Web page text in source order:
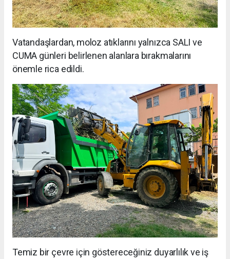
Vatandaşlardan, moloz atıklarını yalnızca SALI ve
CUMA günleri belirlenen alanlara bırakmalarını
önemle rica edildi.
Temiz bir çevre için göstereceğiniz duyarlılık ve iş